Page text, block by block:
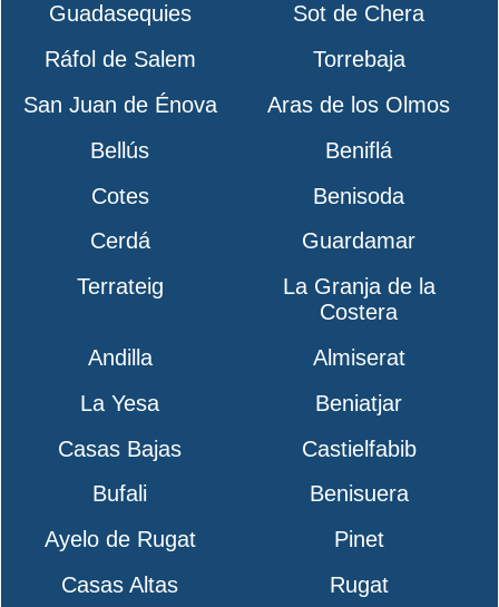
Guadasequies
Sot de Chera
Ráfol de Salem
Torrebaja
San Juan de Énova
Aras de los Olmos
Bellús
Beniflá
Cotes
Benisoda
Cerdá
Guardamar
Terrateig
La Granja de la
Costera
Andilla
Almiserat
La Yesa
Beniatjar
Casas Bajas
Castielfabib
Bufali
Benisuera
Ayelo de Rugat
Pinet
Casas Altas
Rugat